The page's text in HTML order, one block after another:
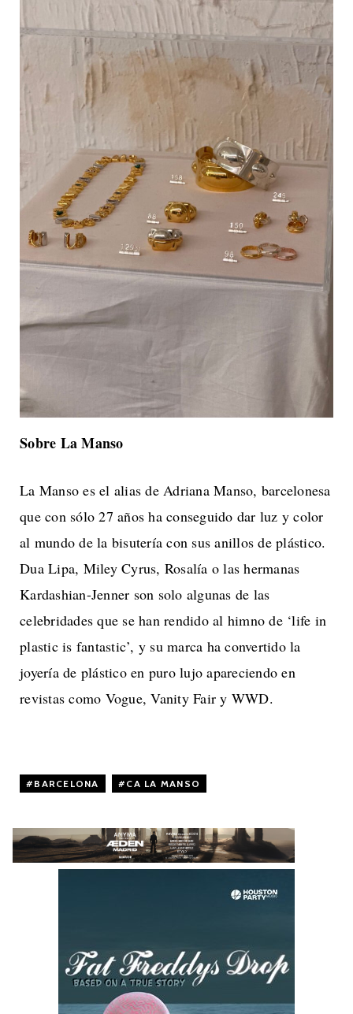
Sobre La Manso
La Manso es el alias de Adriana Manso, barcelonesa
que con sólo 27 años ha conseguido dar luz y color
al mundo de la bisutería con sus anillos de plástico.
Dua Lipa, Miley Cyrus, Rosalía o las hermanas
Kardashian-Jenner son solo algunas de las
celebridades que se han rendido al himno de ‘life in
plastic is fantastic’, y su marca ha convertido la
joyería de plástico en puro lujo apareciendo en
revistas como Vogue, Vanity Fair y WWD.
BARCELONA CA LA MANSO